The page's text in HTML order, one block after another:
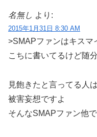
名無し より:
2015年1月31日 8:30 AM
>SMAPファンはキスマ
こちに書いてるけど随
見飽きたと言ってる人
被害妄想ですよ
そんなSMAPファン他